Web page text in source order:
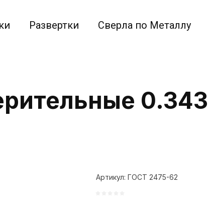
Развертки Сверла по Металлу
0.343
Артикул: ГОСТ 2475-62